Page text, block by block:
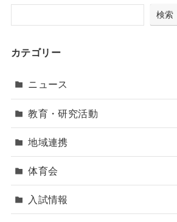
検索
カテゴリー
ニュース
教育・研究活動
地域連携
体育会
入試情報